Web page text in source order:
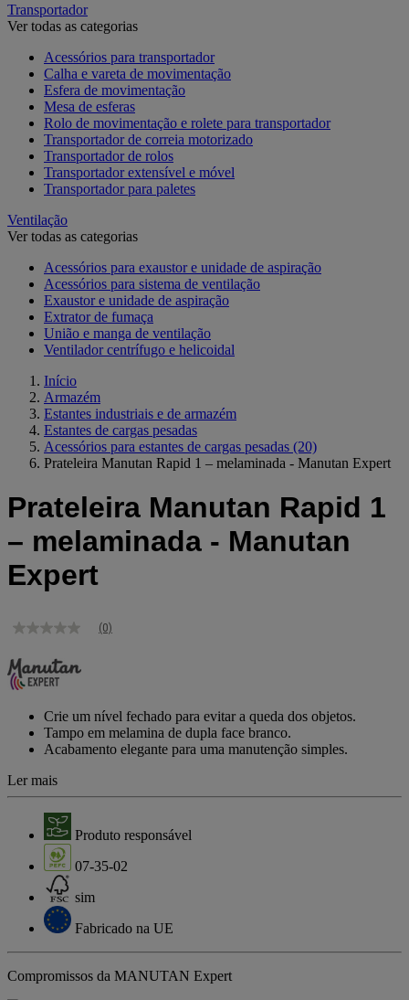
Transportador
Ver todas as categorias
Acessórios para transportador
Calha e vareta de movimentação
Esfera de movimentação
Mesa de esferas
Rolo de movimentação e rolete para transportador
Transportador de correia motorizado
Transportador de rolos
Transportador extensível e móvel
Transportador para paletes
Ventilação
Ver todas as categorias
Acessórios para exaustor e unidade de aspiração
Acessórios para sistema de ventilação
Exaustor e unidade de aspiração
Extrator de fumaça
União e manga de ventilação
Ventilador centrífugo e helicoidal
Início
Armazém
Estantes industriais e de armazém
Estantes de cargas pesadas
Acessórios para estantes de cargas pesadas (20)
Prateleira Manutan Rapid 1 – melaminada - Manutan Expert
Prateleira Manutan Rapid 1
– melaminada - Manutan
Expert
Sem
de
classificação
Link
mesma
página.
(0)
Crie um nível fechado para evitar a queda dos objetos.
Tampo em melamina de dupla face branco.
Acabamento elegante para uma manutenção simples.
Ler mais
Produto responsável
07-35-02
sim
Fabricado na UE
Compromissos da MANUTAN Expert